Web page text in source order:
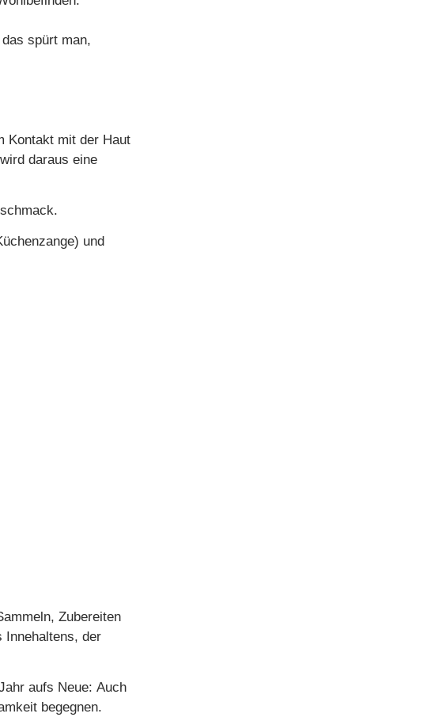
spürt man,
Kontakt mit der Haut
daraus eine
und
Zubereiten
Innehaltens, der
aufs Neue: Auch
begegnen.